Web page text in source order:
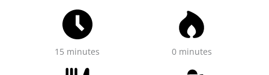
15 minutes 0 minutes